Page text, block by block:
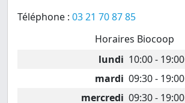
Téléphone : 03 21 70 87 85
Horaires Biocoop
lundi 10:00 - 19:00
mardi 09:30 - 19:00
mercredi 09:30 - 19:00